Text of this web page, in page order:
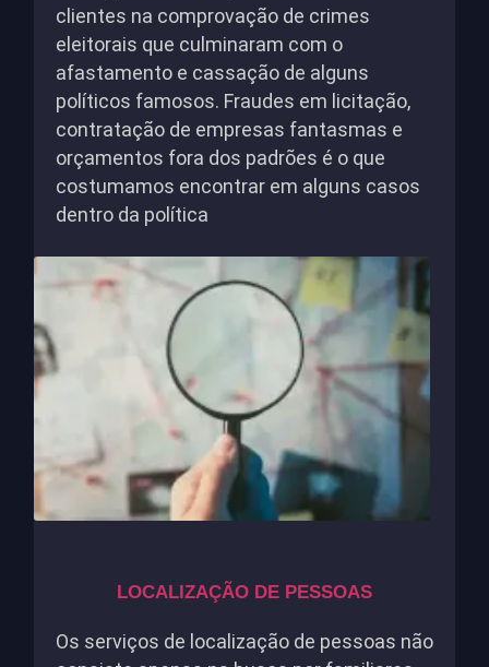
clientes na comprovação de crimes
eleitorais que culminaram com o
afastamento e cassação de alguns
políticos famosos. Fraudes em licitação,
contratação de empresas fantasmas e
orçamentos fora dos padrões é o que
costumamos encontrar em alguns casos
dentro da política
LOCALIZAÇÃO DE PESSOAS
Os serviços de localização de pessoas não